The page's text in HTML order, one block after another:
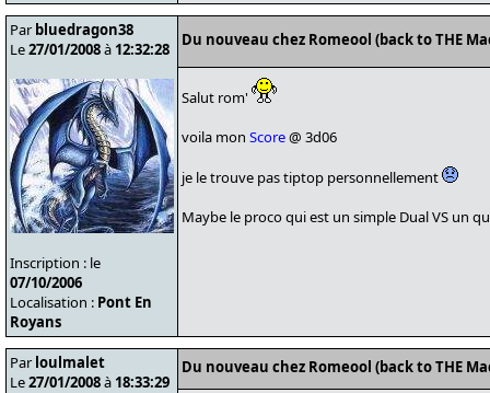
Par bluedragon38
Le27/01/2008à 12:32:28
Inscription : le
07/10/2006
Localisation : Pont En
Royans
Du nouveau chez Romeool (back to THE
Salut rom'
voila mon Score@ 3d06
je le trouve pas tiptop personnellement
Maybe le proco qui est un simple Dual VS un
Par loulmalet
Le27/01/2008à 18:33:29
Du nouveau chez Romeool (back to THE